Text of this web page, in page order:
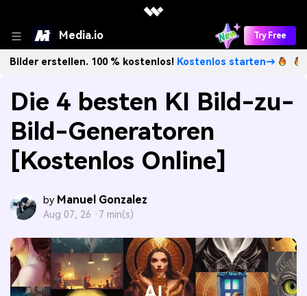
Media.io Try Free
100 % kostenlos!Kostenlos starten→
Die 4 besten KI Bild-zu-
Bild-Generatoren
[Kostenlos Online]
by Manuel Gonzalez
Aug 07, 26 · 7 min(s)